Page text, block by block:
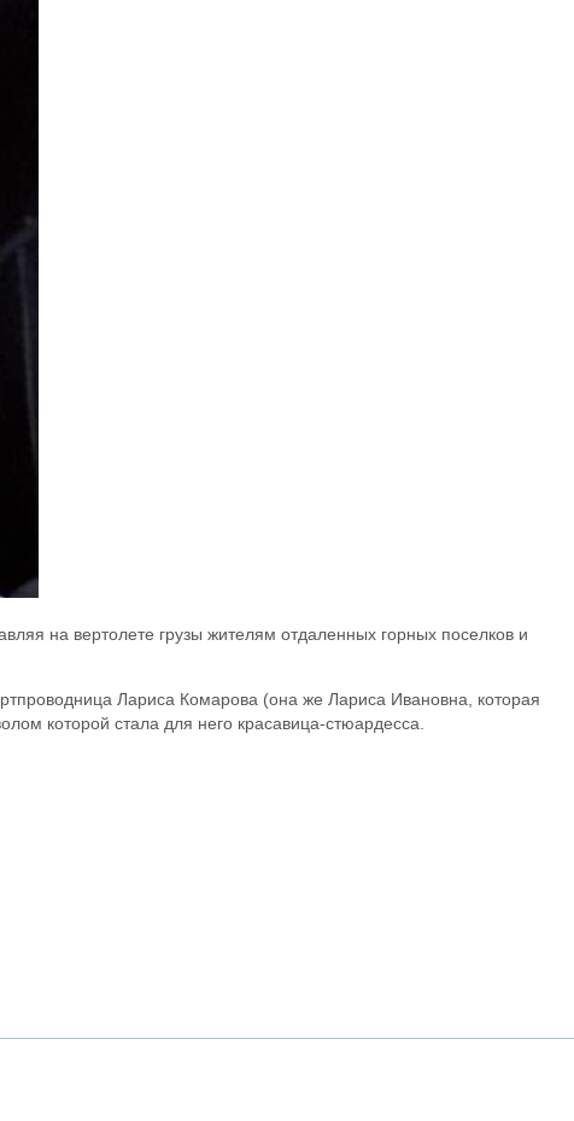
на вертолете грузы жителям отдаленных горных поселков и
Лариса Комарова (она же Лариса Ивановна, которая
которой стала для него красавица-стюардесса.